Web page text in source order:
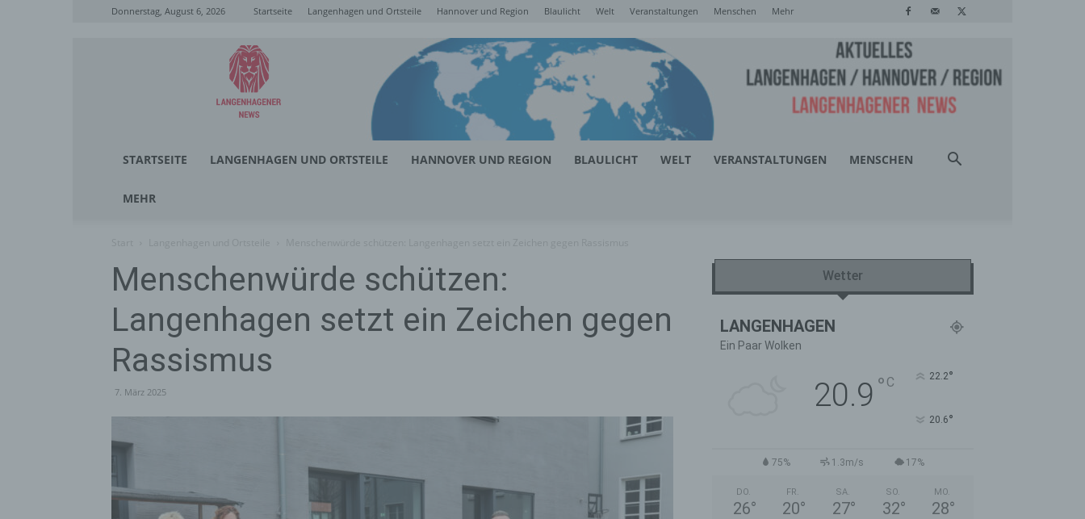
Donnerstag, August 6, 2026 Startseite Langenhagen und Ortsteile Hannover und Region Blaulicht Welt Veranstaltungen Menschen Mehr
Langenhagener
News
STARTSEITE LANGENHAGEN UND ORTSTEILE HANNOVER UND REGION BLAULICHT WELT VERANSTALTUNGEN MENSCHEN
MEHR
Menschenwürde schützen:
Langenhagen setzt ein Zeichen gegen
Rassismus
7. März 2025
Wetter
LANGENHAGEN
Ein Paar Wolken
20.9 ° C 22.2°
20.6°
75% 1.3m/s 17%
DO.
26°
FR.
20°
SA.
27°
SO.
32°
MO.
28°